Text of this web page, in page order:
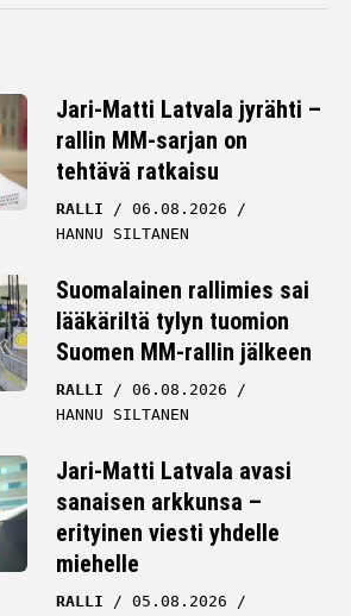
Jari-Matti Latvala jyrähti –
rallin MM-sarjan on
tehtävä ratkaisu
RALLI
06.08.2026
HANNU SILTANEN
Suomalainen rallimies sai
lääkäriltä tylyn tuomion
Suomen MM-rallin jälkeen
RALLI
06.08.2026
HANNU SILTANEN
Jari-Matti Latvala avasi
sanaisen arkkunsa –
erityinen viesti yhdelle
miehelle
RALLI
05.08.2026